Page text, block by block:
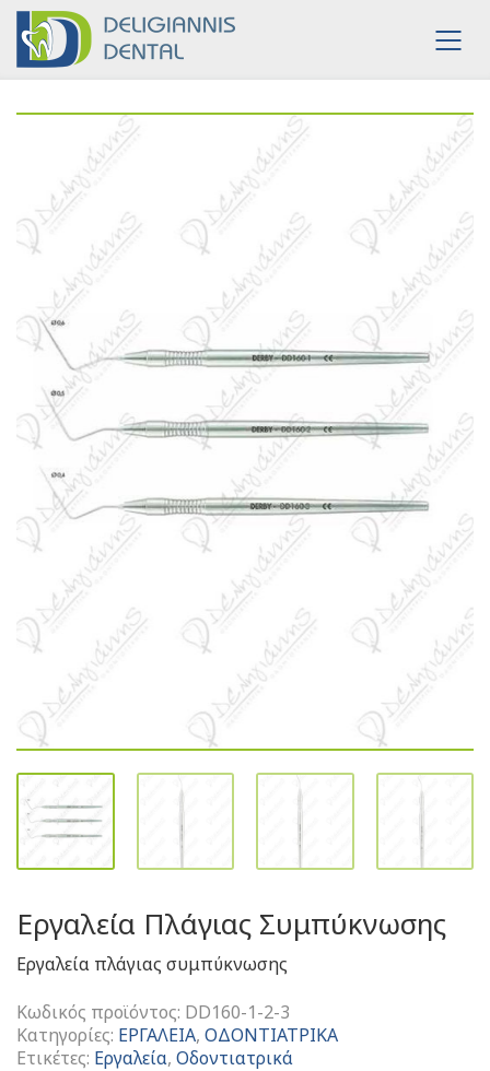
Εργαλεία Πλάγιας Συμπύκνωσης
Εργαλεία πλάγιας συμπύκνωσης
Κωδικός προϊόντος: DD160-1-2-3
Κατηγορίες: ΕΡΓΑΛΕΙΑ, ΟΔΟΝΤΙΑΤΡΙΚΑ
Ετικέτες: Εργαλεία, Οδοντιατρικά